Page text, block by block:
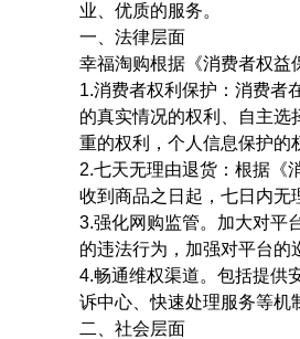
业、优质的服务。
一、法律层面
幸福淘购根据《消费者权益
1.消费者权利保护：消费者
的真实情况的权利、自主选
重的权利，个人信息保护的
2.七天无理由退货：根据《
收到商品之日起，七日内无
3.强化网购监管。加大对平
的违法行为，加强对平台的
4.畅通维权渠道。包括提供
诉中心、快速处理服务等机
二、社会层面